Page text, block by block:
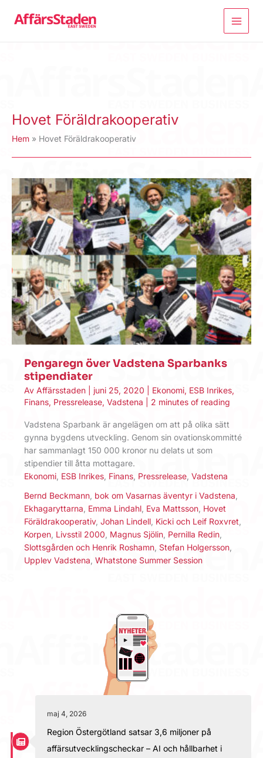
Hovet Föräldrakooperativ
Hem Hovet Föräldrakooperativ
Pengaregn över Vadstena Sparbanks
stipendiater
Av Affärsstaden juni 25, 2020 Ekonomi, ESB Inrikes,
Finans, Pressrelease, Vadstena 2 minutes of reading
Vadstena Sparbank är angelägen om att på olika sätt
gynna bygdens utveckling. Genom sin ovationskommitté
har sammanlagt 150 000 kronor nu delats ut som
stipendier till åtta mottagare.
Ekonomi ESB Inrikes Finans Pressrelease Vadstena
Bernd Beckmann, bok om Vasarnas äventyr i Vadstena,
Ekhagaryttarna, Emma Lindahl, Eva Mattsson, Hovet
Föräldrakooperativ, Johan Lindell, Kicki och Leif Roxvret,
Korpen, Livsstil 2000, Magnus Sjölin, Pernilla Redin,
Slottsgården och Henrik Roshamn, Stefan Holgersson,
Upplev Vadstena, Whatstone Summer Session
maj 4, 2026
Region Östergötland satsar 3,6 miljoner på
affärsutvecklingscheckar – AI och hållbarhet i